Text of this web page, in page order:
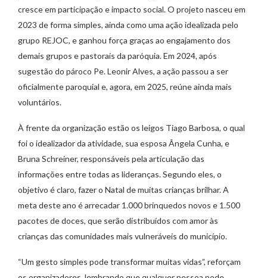
cresce em participação e impacto social. O projeto nasceu em
2023 de forma simples, ainda como uma ação idealizada pelo
grupo REJOC, e ganhou força graças ao engajamento dos
demais grupos e pastorais da paróquia. Em 2024, após
sugestão do pároco Pe. Leonir Alves, a ação passou a ser
oficialmente paroquial e, agora, em 2025, reúne ainda mais
voluntários.
À frente da organização estão os leigos Tiago Barbosa, o qual
foi o idealizador da atividade, sua esposa Ângela Cunha, e
Bruna Schreiner, responsáveis pela articulação das
informações entre todas as lideranças. Segundo eles, o
objetivo é claro, fazer o Natal de muitas crianças brilhar. A
meta deste ano é arrecadar 1.000 brinquedos novos e 1.500
pacotes de doces, que serão distribuídos com amor às
crianças das comunidades mais vulneráveis do município.
“Um gesto simples pode transformar muitas vidas”, reforçam